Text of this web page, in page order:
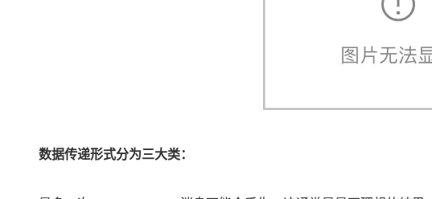
数据传递形式分为三大类：